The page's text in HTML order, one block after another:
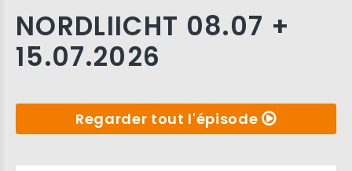
NORDLIICHT 08.07 +
15.07.2026
Regarder tout l'épisode